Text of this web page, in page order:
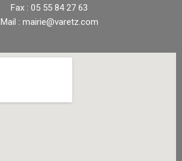
Fax : 05 55 84 27 63
Mail : mairie@varetz.com